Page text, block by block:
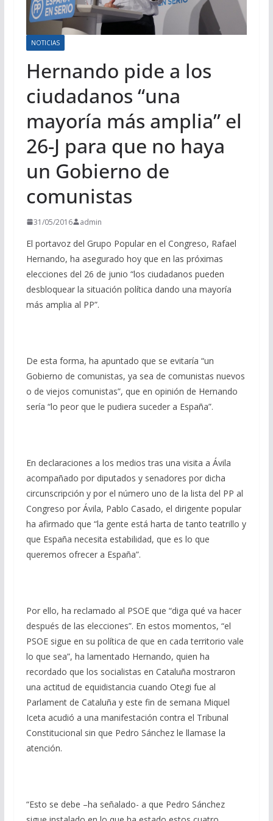
NOTICIAS
Hernando pide a los
ciudadanos “una
mayoría más amplia” el
26-J para que no haya
un Gobierno de
comunistas
31/05/2016 admin
El portavoz del Grupo Popular en el Congreso, Rafael
Hernando, ha asegurado hoy que en las próximas
elecciones del 26 de junio “los ciudadanos pueden
desbloquear la situación política dando una mayoría
más amplia al PP”.
De esta forma, ha apuntado que se evitaría “un
Gobierno de comunistas, ya sea de comunistas nuevos
o de viejos comunistas”, que en opinión de Hernando
sería “lo peor que le pudiera suceder a España”.
En declaraciones a los medios tras una visita a Ávila
acompañado por diputados y senadores por dicha
circunscripción y por el número uno de la lista del PP al
Congreso por Ávila, Pablo Casado, el dirigente popular
ha afirmado que “la gente está harta de tanto teatrillo y
que España necesita estabilidad, que es lo que
queremos ofrecer a España”.
Por ello, ha reclamado al PSOE que “diga qué va hacer
después de las elecciones”. En estos momentos, “el
PSOE sigue en su política de que en cada territorio vale
lo que sea”, ha lamentado Hernando, quien ha
recordado que los socialistas en Cataluña mostraron
una actitud de equidistancia cuando Otegi fue al
Parlament de Cataluña y este fin de semana Miquel
Iceta acudió a una manifestación contra el Tribunal
Constitucional sin que Pedro Sánchez le llamase la
atención.
“Esto se debe –ha señalado- a que Pedro Sánchez